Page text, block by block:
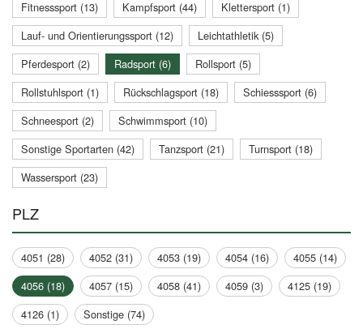
Fitnesssport (13)
Kampfsport (44)
Klettersport (1)
Lauf- und Orientierungssport (12)
Leichtathletik (5)
Pferdesport (2)
Radsport (6)
Rollsport (5)
Rollstuhlsport (1)
Rückschlagsport (18)
Schiesssport (6)
Schneesport (2)
Schwimmsport (10)
Sonstige Sportarten (42)
Tanzsport (21)
Turnsport (18)
Wassersport (23)
PLZ
4051 (28) 4052 (31) 4053 (19) 4054 (16)
4055 (14)
4056 (18)
4057 (15) 4058 (41) 4059 (3)
4125 (19)
4126 (1)
Sonstige (74)